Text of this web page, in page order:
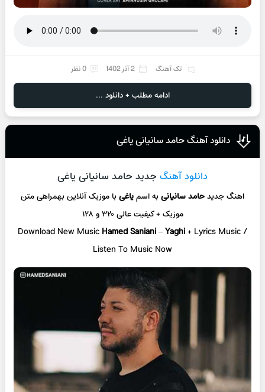
تک آهنگ 2 آذر 1402 0 نظر
ادامه مطلب + دانلود ...
دانلود آهنگ حامد سانیانی یاغی
دانلود آهنگ جدید حامد سانیانی یاغی
اهنگ جدیدحامد سانیانیبه اسمیاغیبا موزیک آنلاینبهمراهی متن
موزیک + کیفیت عالی ۳۲۰ و ۱۲۸
Download New Music Hamed Saniani–Yaghi+ Lyrics Music /
Listen To Music Now